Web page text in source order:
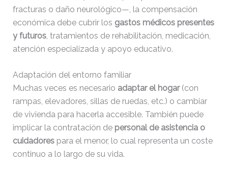
fracturas o daño neurológico—, la compensación
económica debe cubrir los gastos médicos presentes
y futuros, tratamientos de rehabilitación, medicación,
atención especializada y apoyo educativo.
Adaptación del entorno familiar
Muchas veces es necesario adaptar el hogar(con
rampas, elevadores, sillas de ruedas, etc.) o cambiar
de vivienda para hacerla accesible. También puede
implicar la contratación de personal de asistencia o
cuidadorespara el menor, lo cual representa un coste
continuo a lo largo de su vida.